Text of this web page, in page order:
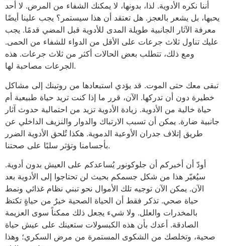
أننا نكره الأدوية. لذا، بدونها، لا يمكنك الشفاء من المرض. لا أحد
يحبها، بل يشعر بالعجز. هل تعتقد أن هذا سيستمر؟ يجب علينا أيضًا
معرفة الآثار الجانبية طويلة المدى للأدوية قبل المضي قدمًا. يجب
عليك تناول ثلاث جرعات على الأقل من الدواء للشفاء من الحمى.
ومع ذلك، تتطلب بعض الحالات أكثر من ثلاث جرعات. هذه
الجرعات مصاحبة لها.
تبقى معك حتى الموت. قد يؤدي استبعادها من روتينك إلى مشاكل
خطيرة دون أن تدركها. الآن، قرر ما إذا كنت تريد حياة طبيعية أم
حياة خالية من الأدوية. زيادة الأدوية تزيد من احتمالية حدوث آثار
جانبية ضارة. يمكن أن تسبب الارتباك والدوار والنزيف الداخلي عن
طريق إتلاف جدران الأوعية الدموية. هكذا تُلحق الأدوية الضرر
بأجسامنا وتؤثر سلبًا على صحتنا.
أودّ أن أخبركم أن جلوكونور يُساعدكم على العيش بدون أدوية.
سيُغيّر هذا من شكل جسمكم بحيث لن تحتاجوا إلى الأدوية بعد
الآن. يمكن الآن توجيه تلك الأموال نحو تبني نظام غذائي ونمط
حياة صحي. تذكر فقط أن الحياة الصحية خيرٌ من حياةٍ تكتظ
بالمخدرات والعلل. ولا شيء يجعل ذلك ممكناً سوى العزيمة
الصادقة. أعدك بأن هذه الكبسولات ستعينك على عيش حياة
صحية، وتخلصك من الشكوى المستمرة من مرض السكري؛ وهذا